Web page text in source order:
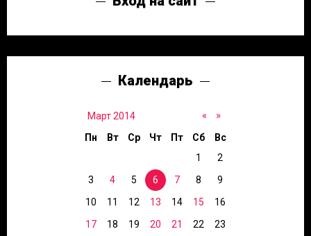
Календарь
«
Март 2014 »
Пн Вт Ср Чт Пт Сб
Вс
1
2
3
4 5 6 7 8
9
10
11 12 13 14 15
16
17
18 19 20 21 22
23